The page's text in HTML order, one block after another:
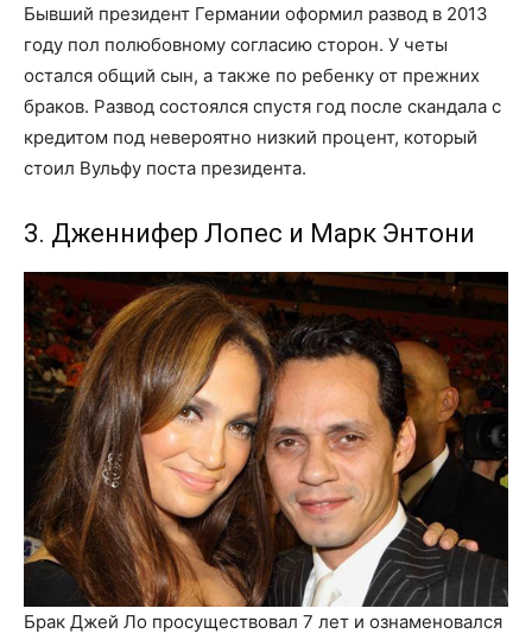
Бывший президент Германии оформил развод в 2013
году пол полюбовному согласию сторон. У четы
остался общий сын, а также по ребенку от прежних
браков. Развод состоялся спустя год после скандала с
кредитом под невероятно низкий процент, который
стоил Вульфу поста президента.
3. Дженнифер Лопес и Марк Энтони
Брак Джей Ло просуществовал 7 лет и ознаменовался